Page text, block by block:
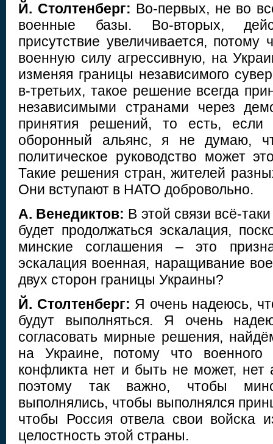
Й. Столтенберг: Во-первых, не во
военные базы. Во-вторых,
присутствие увеличивается, потому
военную силу агрессивную, на
изменяя границы независимого
в-третьих, такое решение всегда
независимыми странами через
принятия решений, то есть,
оборонный альянс, я не думаю,
политическое руководство может
Такие решения стран, жителей
Они вступают в НАТО добровольно.
А. Венедиктов: В этой связи всё-
будет продолжаться эскалация,
минские соглашения – это
эскалация военная, наращивание
двух сторон границы Украины?
Й. Столтенберг: Я очень надеюсь,
будут выполняться. Я очень
согласовать мирные решения,
на Украине, потому что военного
конфликта нет и быть не может, нет
поэтому так важно, чтобы
выполнялись, чтобы выполнялся
чтобы Россия отвела свои войска
целостность этой страны.